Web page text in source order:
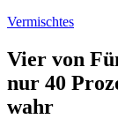
Vermischtes
Vier von
nur 40
wahr